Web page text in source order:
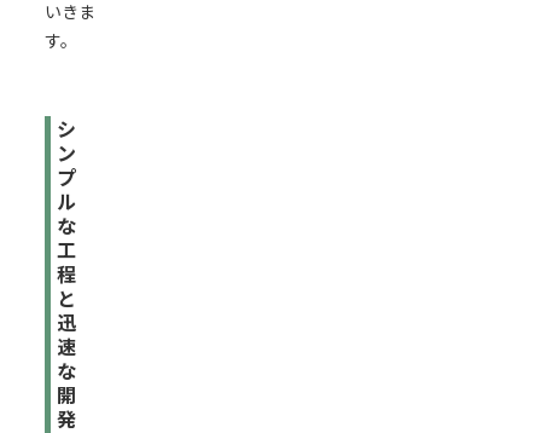
いきま
す。
シ
ン
プ
ル
な
工
程
と
迅
速
な
開
発